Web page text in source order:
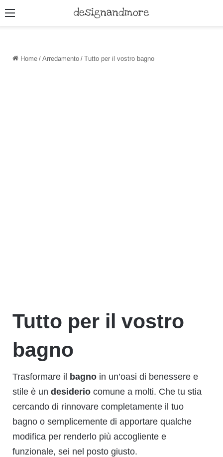
Menu
Home / Arredamento / Tutto per il vostro bagno
Tutto per il vostro
bagno
Trasformare il bagno in un’oasi di benessere e
stile è un desiderio comune a molti. Che tu stia
cercando di rinnovare completamente il tuo
bagno o semplicemente di apportare qualche
modifica per renderlo più accogliente e
funzionale, sei nel posto giusto.